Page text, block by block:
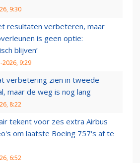
9:30
resultaten verbeteren, maar
is geen optie:
blijven’
2026, 9:29
verbetering zien in tweede
maar de weg is nog lang
8:22
tekent voor zes extra Airbus
om laatste Boeing 757's af te
6:52